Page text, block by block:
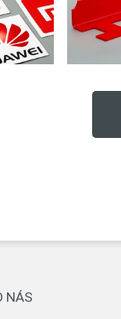
NÁS